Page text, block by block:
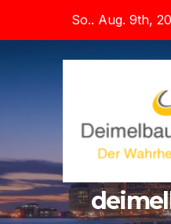
So.. Aug. 9th,